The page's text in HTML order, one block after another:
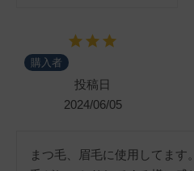
購入者
投稿日
2024/06/05
まつ毛、眉毛に使用してます。